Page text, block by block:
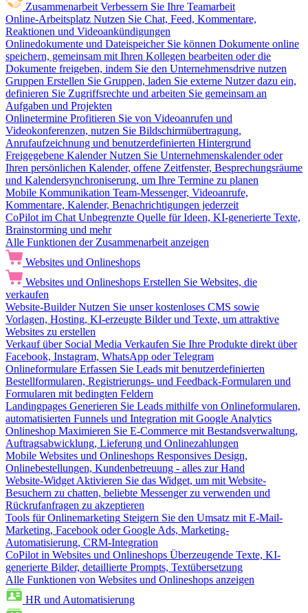
Zusammenarbeit Verbessern Sie Ihre Teamarbeit
Online-Arbeitsplatz Nutzen Sie Chat, Feed, Kommentare,
Reaktionen und Videoankündigungen
Onlinedokumente und Dateispeicher Sie können Dokumente online
speichern, gemeinsam mit Ihren Kollegen bearbeiten oder die
Dokumente freigeben, indem Sie den Unternehmensdrive nutzen
Gruppen Erstellen Sie Gruppen, laden Sie externe Nutzer dazu ein,
definieren Sie Zugriffsrechte und arbeiten Sie gemeinsam an
Aufgaben und Projekten
Onlinetermine Profitieren Sie von Videoanrufen und
Videokonferenzen, nutzen Sie Bildschirmübertragung,
Anrufaufzeichnung und benutzerdefinierten Hintergrund
Freigegebene Kalender Nutzen Sie Unternehmenskalender oder
Ihren persönlichen Kalender, offene Zeitfenster, Besprechungsräume
und Kalendersynchroniserung, um Ihre Termine zu planen
Mobile Kommunikation Team-Messenger, Videoanrufe,
Kommentare, Kalender, Benachrichtigungen jederzeit
CoPilot im Chat Unbegrenzte Quelle für Ideen, KI-generierte Texte,
Brainstorming und mehr
Alle Funktionen der Zusammenarbeit anzeigen
Websites und Onlineshops
Websites und Onlineshops Erstellen Sie Websites, die
verkaufen
Website-Builder Nutzen Sie unser kostenloses CMS sowie
Vorlagen, Hosting, KI-erzeugte Bilder und Texte, um attraktive
Websites zu erstellen
Verkauf über Social Media Verkaufen Sie Ihre Produkte direkt über
Facebook, Instagram, WhatsApp oder Telegram
Onlineformulare Erfassen Sie Leads mit benutzerdefinierten
Bestellformularen, Registrierungs- und Feedback-Formularen und
Formularen mit bedingten Feldern
Landingpages Generieren Sie Leads mithilfe von Onlineformularen,
automatisierten Funnels und Integration mit Google Analytics
Onlineshop Maximieren Sie E-Commerce mit Bestandsverwaltung,
Auftragsabwicklung, Lieferung und Onlinezahlungen
Mobile Websites und Onlineshops Responsives Design,
Onlinebestellungen, Kundenbetreuung - alles zur Hand
Website-Widget Aktivieren Sie das Widget, um mit Website-
Besuchern zu chatten, beliebte Messenger zu verwenden und
Rückrufanfragen zu akzeptieren
Tools für Onlinemarketing Steigern Sie den Umsatz mit E-Mail-
Marketing, Facebook oder Google Ads, Marketing-
Automatisierung, CRM-Integration
CoPilot in Websites und Onlineshops Überzeugende Texte, KI-
generierte Bilder, detaillierte Prompts, Textübersetzung
Alle Funktionen von Websites und Onlineshops anzeigen
HR und Automatisierung